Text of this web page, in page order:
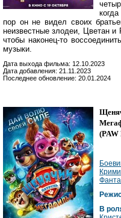
пор он не видел своих
неизвестные злодеи, Цветан и
чтобы наконец-то
музыки.
Дата выхода фильма: 12.10.2023
Дата добавления: 21.11.2023
Последнее обновление: 20.01.2024
(
В